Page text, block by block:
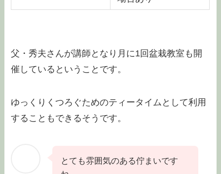
父・秀夫さんが講師となり月に1回盆栽教室も開
催しているということです。
ゆっくりくつろぐためのティータイムとして利用
することもできるそうです。
とても雰囲気のある佇まいです